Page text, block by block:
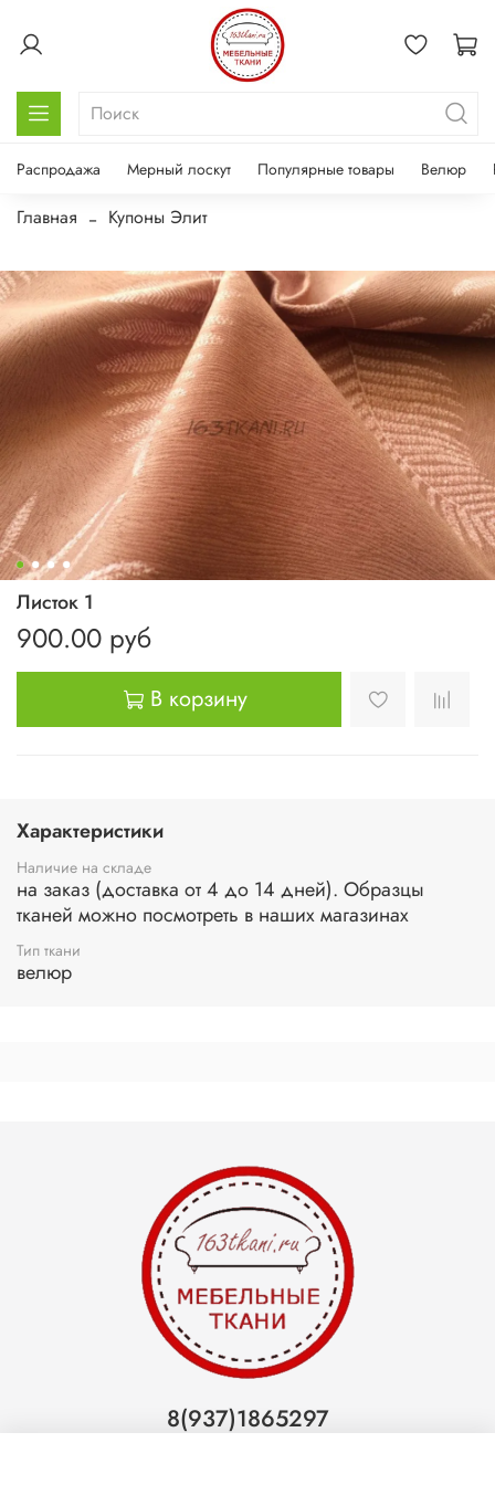
Распродажа Мерный лоскут Популярные товары Велюр
Главная Купоны Элит
Листок 1
900.00 руб
В корзину
Характеристики
Наличие на складе
на заказ (доставка от 4 до 14 дней). Образцы
тканей можно посмотреть в наших магазинах
Тип ткани
велюр
8(937)1865297